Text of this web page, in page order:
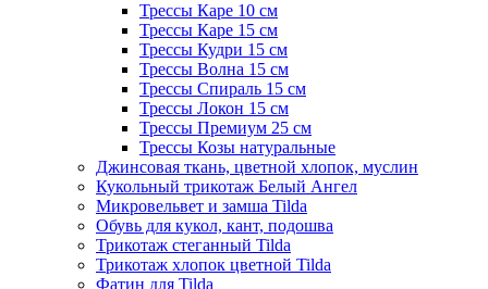
Трессы Каре 10 см
Трессы Каре 15 см
Трессы Кудри 15 см
Трессы Волна 15 см
Трессы Спираль 15 см
Трессы Локон 15 см
Трессы Премиум 25 см
Трессы Козы натуральные
Джинсовая ткань, цветной хлопок, муслин
Кукольный трикотаж Белый Ангел
Микровельвет и замша Tilda
Обувь для кукол, кант, подошва
Трикотаж стеганный Tilda
Трикотаж хлопок цветной Tilda
Фатин для Tilda